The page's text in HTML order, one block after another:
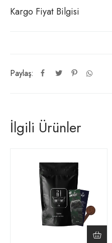
Paylaş:
Kargo Fiyat Bilgisi
İlgili Ürünler